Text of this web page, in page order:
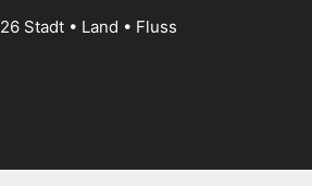
Stadt • Land • Fluss